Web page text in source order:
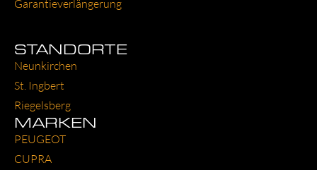
Garantie­verlängerung
STANDORTE
Neun­kir­chen
St. Ing­bert
Rie­gels­berg
MARKEN
PEU­GEOT
CUP­RA